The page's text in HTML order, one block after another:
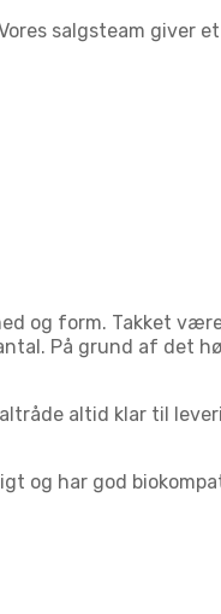
salgsteam giver
og form. Takket
På grund af det
altid klar til
og har god